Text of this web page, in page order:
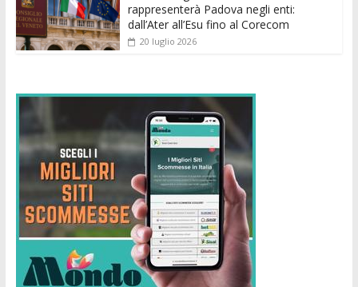
rappresenterà Padova negli enti:
dall’Ater all’Esu fino al Corecom
20 luglio 2026